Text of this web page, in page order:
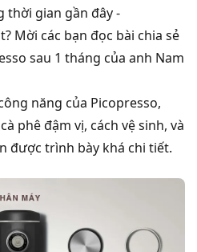
thời gian gần đây -
Mời các bạn đọc bài chia sẻ
sau 1 tháng của anh Nam
năng của Picopresso,
phê đậm vị, cách vệ sinh, và
được trình bày khá chi tiết.